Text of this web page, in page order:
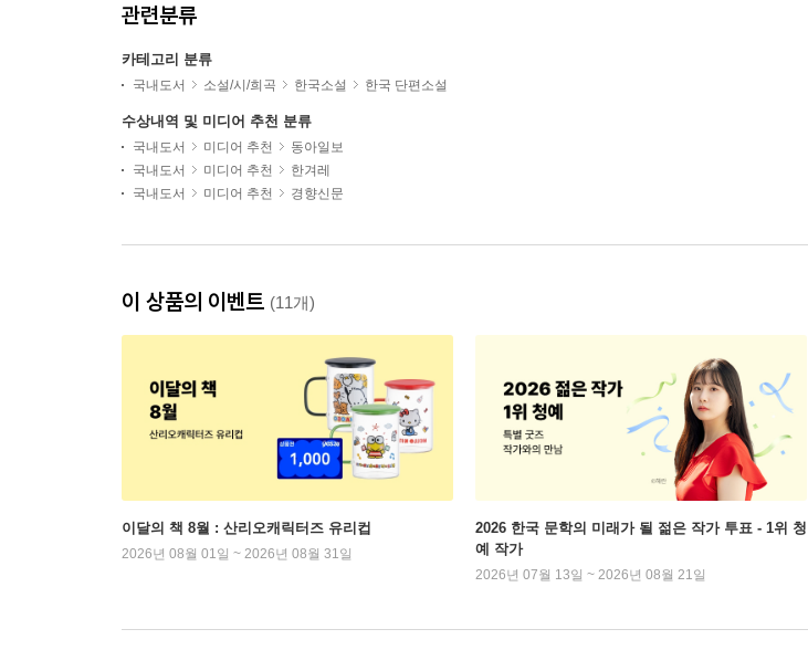
관련분류
카테고리 분류
국내도서 소설/시/희곡 한국소설 한국 단편소설
수상내역 및 미디어 추천 분류
국내도서 미디어 추천
동아일보
국내도서
미디어 추천
한겨레
국내도서
미디어 추천 경향신문
이 상품의 이벤트 (11개)
이달의 책 8월 : 산리오캐릭터즈 유리컵
2026년 08월 01일 ~ 2026년 08월 31일
2026 한국 문학의 미래가 될 젊은 작가 투표 - 1위 청
예 작가
2026년 07월 13일 ~ 2026년 08월 21일